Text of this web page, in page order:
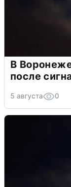
В
после
5 августа 0